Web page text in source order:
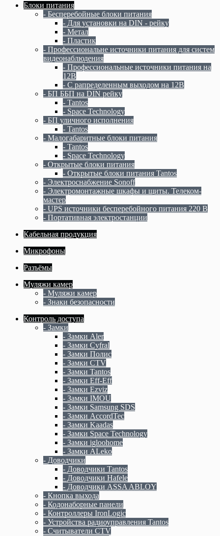
Блоки питания
- Бесперебойные блоки питания
- Для установки на DIN - рейку
- Метал
- Пластик
- Профессиональне источники питания для систем
видеонаблюдения
- Профессиональные источники питания на
12В
- С рапределенным выходом на 12В
- БП ББП на DIN рейку
- Tantos
- Space Technology
- БП уличного исполнения
- Tantos
- Малогабаритные блоки питания
- Tantos
- Space Technology
- Открытые блоки питания
- Открытые блоки питания Tantos
- Электроснабжение Sonoff
- Электромонтажные шкафы и щиты. Телеком-
мастер
- UPS источники бесперебойного питания 220 В
- Портативная электростанции
Кабельная продукция
Микрофоны
Разъёмы
Муляжи камер
- Муляжи камер
- Знаки безопасности
Контроль доступа
- Замки
- Замки Aler
- Замки Cyfral
- Замки Полис
- Замки CTV
- Замки Tantos
- Замки Eff-Eff
- Замки Ezviz
- Замки IMOU
- Замки Samsung SDS
- Замки AccordTec
- Замки Kaadas
- Замки Space Technology
- Замки igloohome
- Замки ALeko
- Доводчики
- Доводчики Tantos
- Доводчики Hafele
- Доводчики ASSA ABLOY
- Кнопка выхода
- Кодонаборные панели
- Контроллеры IronLogic
- Устройства радиоуправления Tantos
- Считыватели CTV